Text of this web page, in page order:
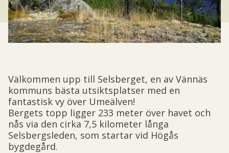
Välkommen upp till Selsberget, en av Vännäs
kommuns bästa utsiktsplatser med en
fantastisk vy över Umeälven!
Bergets topp ligger 233 meter över havet och
nås via den cirka 7,5 kilometer långa
Selsbergsleden, som startar vid Högås
bygdegård.